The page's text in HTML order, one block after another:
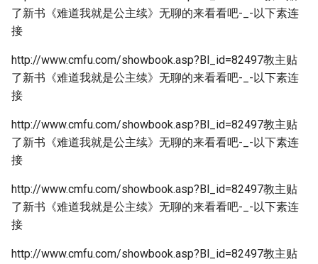
了新书《难道我就是公主续》无聊的来看看吧-_-以下素连
接
http://www.cmfu.com/showbook.asp?Bl_id=82497教主贴
了新书《难道我就是公主续》无聊的来看看吧-_-以下素连
接
http://www.cmfu.com/showbook.asp?Bl_id=82497教主贴
了新书《难道我就是公主续》无聊的来看看吧-_-以下素连
接
http://www.cmfu.com/showbook.asp?Bl_id=82497教主贴
了新书《难道我就是公主续》无聊的来看看吧-_-以下素连
接
http://www.cmfu.com/showbook.asp?Bl_id=82497教主贴